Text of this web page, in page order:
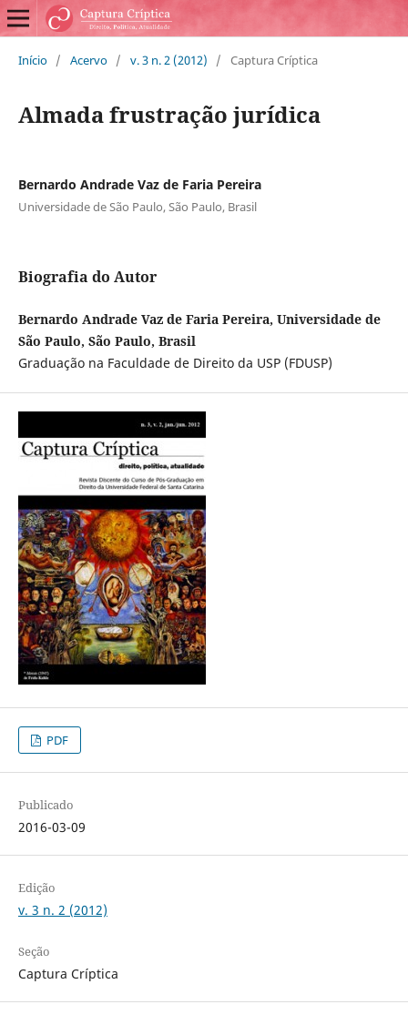
Início / Acervo / v. 3 n. 2 (2012) / Captura Críptica
Almada frustração jurídica
Bernardo Andrade Vaz de Faria Pereira
Universidade de São Paulo, São Paulo, Brasil
Biografia do Autor
Bernardo Andrade Vaz de Faria Pereira, Universidade de
São Paulo, São Paulo, Brasil
Graduação na Faculdade de Direito da USP (FDUSP)
PDF
Publicado
2016-03-09
Edição
v. 3 n. 2 (2012)
Seção
Captura Críptica